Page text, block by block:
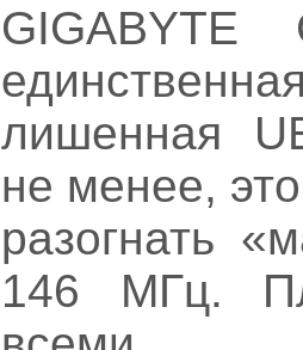
GIGABYTE
лишенная
не менее,
разогнать
146 МГц.